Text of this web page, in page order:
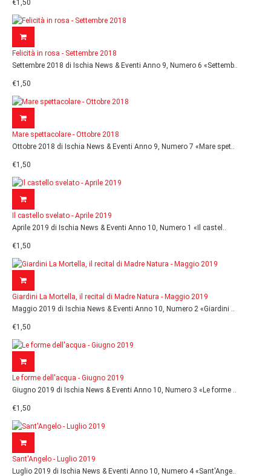
€1,50
Felicità in rosa - Settembre 2018
Settembre 2018 di Ischia News & Eventi Anno 9, Numero 6 «Settemb..
€1,50
Mare spettacolare - Ottobre 2018
Ottobre 2018 di Ischia News & Eventi Anno 9, Numero 7 «Mare spet..
€1,50
Il castello svelato - Aprile 2019
Aprile 2019 di Ischia News & Eventi Anno 10, Numero 1 «Il castel..
€1,50
Giardini La Mortella, il recital di Madre Natura - Maggio 2019
Maggio 2019 di Ischia News & Eventi Anno 10, Numero 2 «Giardini ..
€1,50
Le forme dell'acqua - Giugno 2019
Giugno 2019 di Ischia News & Eventi Anno 10, Numero 3 «Le forme ..
€1,50
Sant'Angelo - Luglio 2019
Luglio 2019 di Ischia News & Eventi Anno 10, Numero 4 «Sant'Ange..